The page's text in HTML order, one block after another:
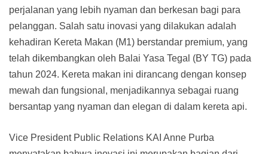
perjalanan yang lebih nyaman dan berkesan bagi para
pelanggan. Salah satu inovasi yang dilakukan adalah
kehadiran Kereta Makan (M1) berstandar premium, yang
telah dikembangkan oleh Balai Yasa Tegal (BY TG) pada
tahun 2024. Kereta makan ini dirancang dengan konsep
mewah dan fungsional, menjadikannya sebagai ruang
bersantap yang nyaman dan elegan di dalam kereta api.
Vice President Public Relations KAI Anne Purba